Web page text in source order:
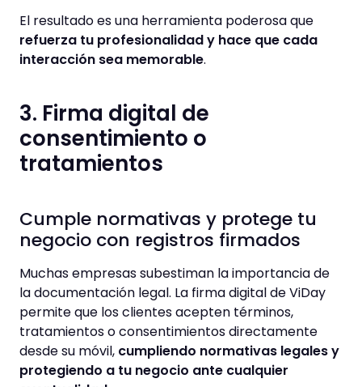
El resultado es una herramienta poderosa que
refuerza tu profesionalidad y hace que cada
interacción sea memorable.
3. Firma digital de
consentimiento o
tratamientos
Cumple normativas y protege tu
negocio con registros firmados
Muchas empresas subestiman la importancia de
la documentación legal. La firma digital de ViDay
permite que los clientes acepten términos,
tratamientos o consentimientos directamente
desde su móvil, cumpliendo normativas legales y
protegiendo a tu negocio ante cualquier